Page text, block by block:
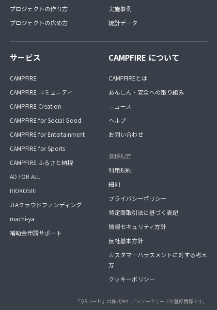
プロジェクトの作り方
プロジェクトの広め方
実施事例
統計データ
サービス
CAMPFIRE
CAMPFIRE コミュニティ
CAMPFIRE Creation
CAMPFIRE for Social Good
CAMPFIRE for Entertainment
CAMPFIRE for Sports
CAMPFIRE ふるさと納税
AD FOR ALL
HIOKOSHI
JFAクラウドファンディング
machi-ya
補助金申請サポート
CAMPFIRE について
CAMPFIREとは
あんしん・安全への取り組み
ニュース
ヘルプ
お問い合わせ
各種規定
利用規約
細則
プライバシーポリシー
特定商取引法に基づく表記
情報セキュリティ方針
反社基本方針
カスタマーハラスメントに対する考え
方
クッキーポリシー
「QRコード」は株式会社デンソーウェーブの登録商標です。